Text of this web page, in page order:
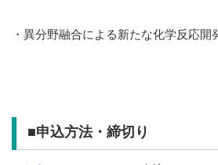
・異分野融合による新たな化学反応開
■申込方法・締切り